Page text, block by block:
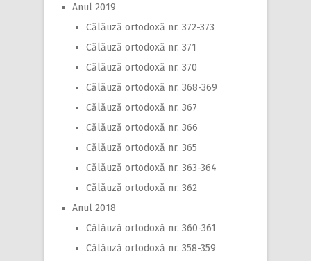
Anul 2019
Călăuză ortodoxă nr. 372-373
Călăuză ortodoxă nr. 371
Călăuză ortodoxă nr. 370
Călăuză ortodoxă nr. 368-369
Călăuză ortodoxă nr. 367
Călăuză ortodoxă nr. 366
Călăuză ortodoxă nr. 365
Călăuză ortodoxă nr. 363-364
Călăuză ortodoxă nr. 362
Anul 2018
Călăuză ortodoxă nr. 360-361
Călăuză ortodoxă nr. 358-359